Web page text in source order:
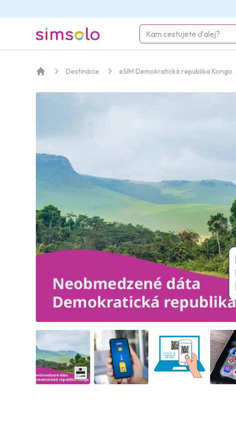
simsolo
Destinácie eSIM Demokratická republika Kongo
Angled view Angled view Angled view